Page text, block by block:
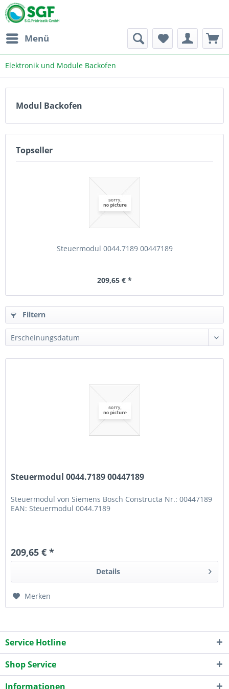
Menü
Elektronik und Module Backofen
Modul Backofen
Topseller
Steuermodul 0044.7189 00447189
209,65 € *
Filtern
Steuermodul 0044.7189 00447189
Steuermodul von Siemens Bosch Constructa Nr.: 00447189
EAN: Steuermodul 0044.7189
209,65 € *
Details
Merken
Service Hotline
Shop Service
Informationen